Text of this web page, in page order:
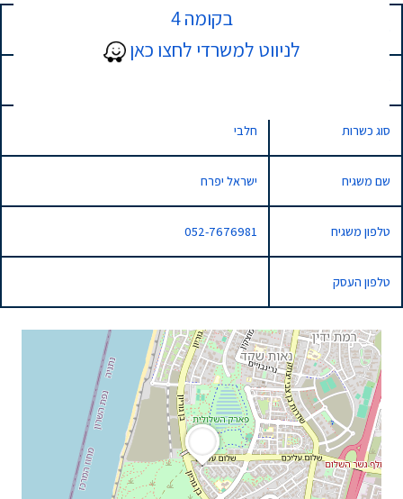
בקומה 4
לניווט למשרדי לחצו כאן
55 אירוס הארגמן, נתניה, Israel
סוג כשרות חלבי
שם משגיח ישראל יפרח
טלפון משגיח 052-7676981
טלפון העסק